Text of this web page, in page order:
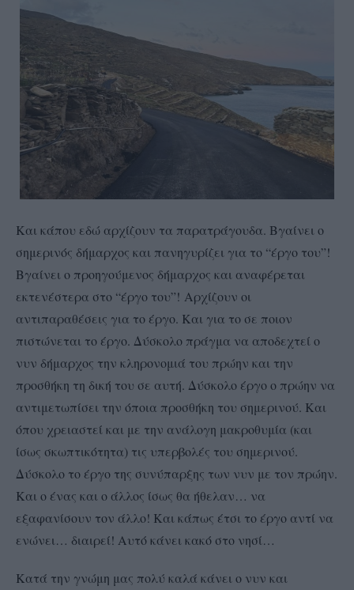
Και κάπου εδώ αρχίζουν τα παρατράγουδα. Βγαίνει ο
σημερινός δήμαρχος και πανηγυρίζει για το “έργο του”!
Βγαίνει ο προηγούμενος δήμαρχος και αναφέρεται
εκτενέστερα στο “έργο του”! Αρχίζουν οι
αντιπαραθέσεις για το έργο. Και για το σε ποιον
πιστώνεται το έργο. Δύσκολο πράγμα να αποδεχτεί ο
νυν δήμαρχος την κληρονομιά του πρώην και την
προσθήκη τη δική του σε αυτή. Δύσκολο έργο ο πρώην να
αντιμετωπίσει την όποια προσθήκη του σημερινού. Και
όπου χρειαστεί και με την ανάλογη μακροθυμία (και
ίσως σκωπτικότητα) τις υπερβολές του σημερινού.
Δύσκολο το έργο της συνύπαρξης των νυν με τον πρώην.
Και ο ένας και ο άλλος ίσως θα ήθελαν… να
εξαφανίσουν τον άλλο! Και κάπως έτσι το έργο αντί να
ενώνει… διαιρεί! Αυτό κάνει κακό στο νησί…
Κατά την γνώμη μας πολύ καλά κάνει ο νυν και